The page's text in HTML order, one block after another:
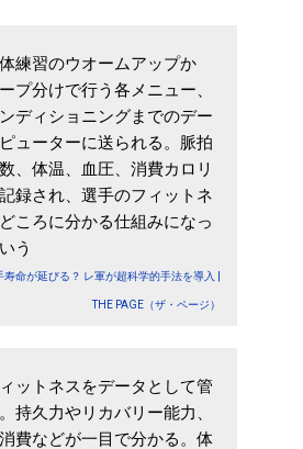
練習のウオームアップか
プ分けで行う各メニュー、
ディショニングまでのデー
ューターに送られる。脈拍
、体温、血圧、消費カロリ
録され、選手のフィットネ
ころに分かる仕組みになっ
う
寿命が延びる？ レ軍が超科学的手法を導入 |
THE PAGE（ザ・ページ）
ットネスをデータとして管
持久力やリカバリー能力、
費などが一目で分かる。体